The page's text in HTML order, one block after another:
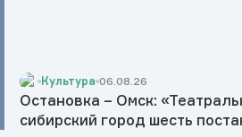
Культура 06.08.26
Остановка – Омск:
сибирский город шесть